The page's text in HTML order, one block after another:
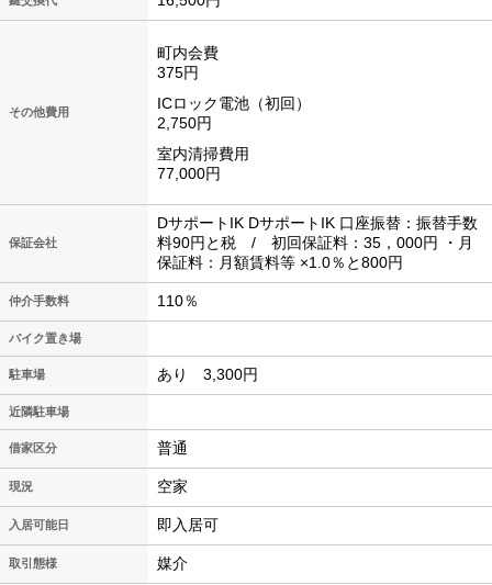
その他費用
町内会費
375円
ICロック電池（初回）
2,750円
室内清掃費用
77,000円
保証会社
DサポートIK DサポートIK 口座振替：振替手数
料90円と税 / 初回保証料：35，000円 ・月
保証料：月額賃料等 ×1.0％と800円
仲介手数料 110％
バイク置き場
駐車場 あり 3,300円
近隣駐車場
借家区分 普通
現況 空家
入居可能日 即入居可
取引態様 媒介